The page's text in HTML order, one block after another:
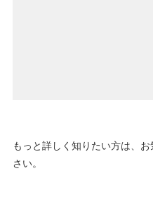
もっと詳しく知りたい方は、
さい。